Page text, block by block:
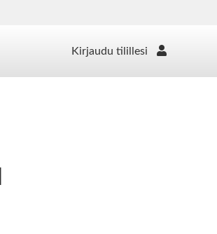
Kirjaudu tilillesi